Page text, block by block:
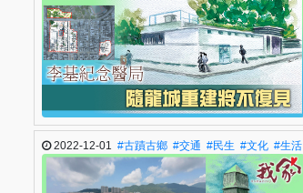
2022-12-01 #古蹟古鄉 #交通 #民生 #文化 #生活